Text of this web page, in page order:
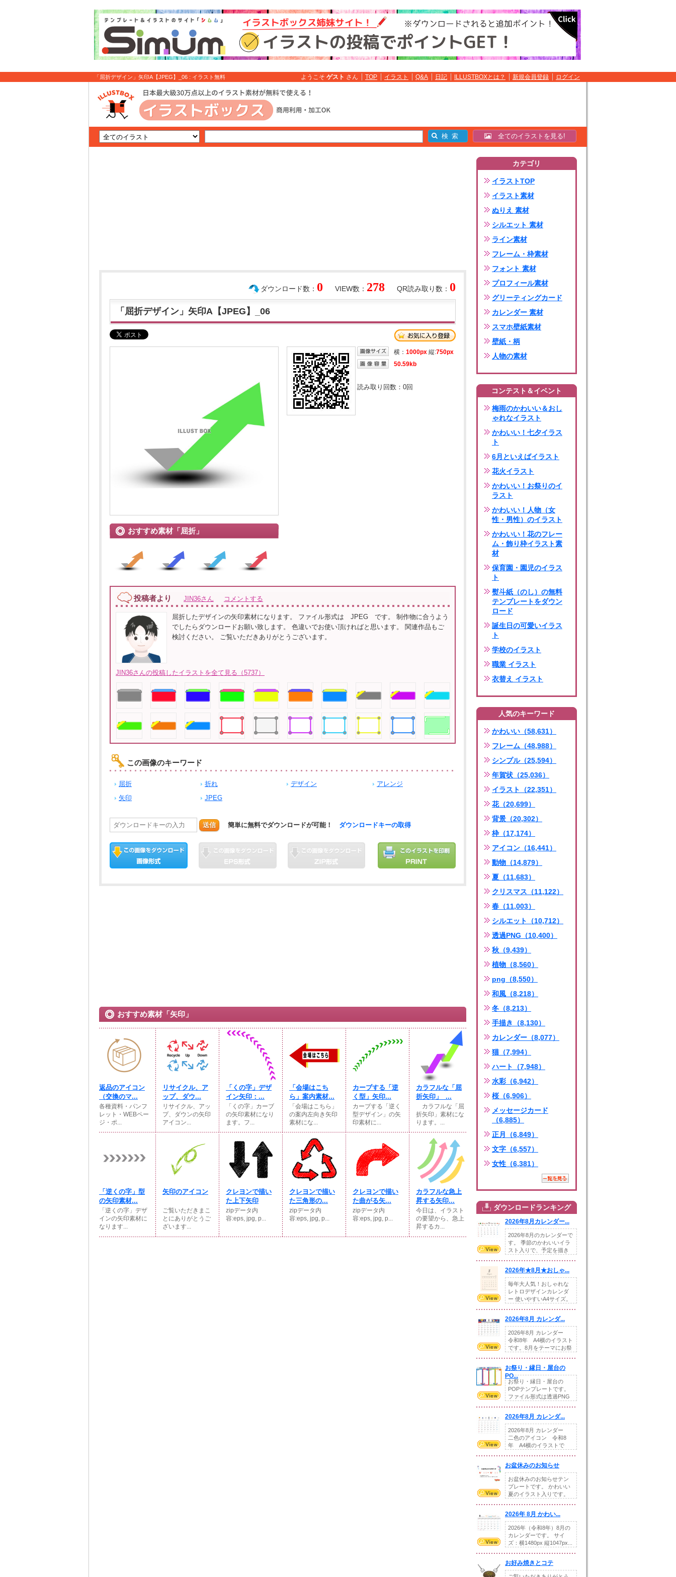
「屈折デザイン」矢印A【JPEG】_06 : イラスト無料 ようこそ ゲスト さん TOP イラスト Q&A 日記 ILLUSTBOXとは？ 新規会員登録 ログイン
全てのイラストを見る!
QR読み取り数： 0
VIEW数： 278
ダウンロード数： 0
「屈折デザイン」矢印A【JPEG】_06
おすすめ素材「屈折」
横： 1000px 縦:750px
50.59kb
読み取り回数： 0回
投稿者より JIN36さん コメントする
屈折したデザインの矢印素材になります。 ファイル形式は JPEG です。 制作物に合うよう
でしたらダウンロードお願い致します。 色違いでお使い頂ければと思います。 関連作品もご
検討ください。 ご覧いただきありがとうございます。
JIN36さんの投稿したイラストを全て見る（5737）
この画像のキーワード
屈折 折れ デザイン
アレンジ
矢印
JPEG
送信 簡単に無料でダウンロードが可能！ ダウンロードキーの取得
おすすめ素材「矢印」
返品のアイコン
（交換のマ...
各種資料・パンフ
レット・WEBペー
ジ・ポ...
リサイクル、ア
ップ、ダウ...
リサイクル、アッ
プ、ダウンの矢印
アイコン...
「くの字」デザ
イン矢印：...
「くの字」カーブ
の矢印素材になり
ます。フ...
「会場はこち
ら」案内素材...
「会場はこちら」
の案内左向き矢印
素材にな...
カーブする「逆
く型」矢印...
カーブする「逆く
型デザイン」の矢
印素材に...
カラフルな「屈
折矢印」_...
カラフルな「屈
折矢印」素材にな
ります。...
「逆くの字」型
の矢印素材...
「逆くの字」デザ
インの矢印素材に
なります...
矢印のアイコン
ご覧いただきまこ
とにありがとうご
ざいます...
クレヨンで描い
た上下矢印
zipデータ内
容:eps, jpg, p...
クレヨンで描い
た三角形の...
zipデータ内
容:eps, jpg, p...
クレヨンで描い
た曲がる矢...
zipデータ内
容:eps, jpg, p...
カラフルな急上
昇する矢印...
今日は、イラスト
の要望から、急上
昇するカ...
カテゴリ
イラストTOP
イラスト素材
ぬりえ 素材
シルエット 素材
ライン素材
フレーム・枠素材
フォント 素材
プロフィール素材
グリーティングカード
カレンダー 素材
スマホ壁紙素材
壁紙・柄
人物の素材
コンテスト＆イベント
梅雨のかわいい＆おし
ゃれなイラスト
かわいい！七夕イラス
ト
6月といえばイラスト
花火イラスト
かわいい！お祭りのイ
ラスト
かわいい！人物（女
性・男性）のイラスト
かわいい！花のフレー
ム・飾り枠イラスト素
材
保育園・園児のイラス
ト
熨斗紙（のし）の無料
テンプレートをダウン
ロード
誕生日の可愛いイラス
ト
学校のイラスト
職業 イラスト
衣替え イラスト
人気のキーワード
かわいい（58,631）
フレーム（48,988）
シンプル（25,594）
年賀状（25,036）
イラスト（22,351）
花（20,699）
背景（20,302）
枠（17,174）
アイコン（16,441）
動物（14,879）
夏（11,683）
クリスマス（11,122）
春（11,003）
シルエット（10,712）
透過PNG（10,400）
秋（9,439）
植物（8,560）
png（8,550）
和風（8,218）
冬（8,213）
手描き（8,130）
カレンダー（8,077）
猫（7,994）
ハート（7,948）
水彩（6,942）
桜（6,906）
メッセージカード
（6,885）
正月（6,849）
文字（6,557）
女性（6,381）
ダウンロードランキング
2026年8月カレンダー...
2026年8月のカレンダーで
す。 季節のかわいいイラ
スト入りで、予定を描き
2026年★8月★おしゃ...
毎年大人気！おしゃれな
レトロデザインカレンダ
ー 使いやすいA4サイズ。
2026年8月 カレンダ...
2026年8月 カレンダー
令和8年 A4横のイラスト
です。8月をテーマにお祭
お祭り・縁日・屋台の
PO...
お祭り・縁日・屋台の
POPテンプレートです。
ファイル形式は透過PNG
2026年8月 カレンダ...
2026年8月 カレンダー
二色のアイコン 令和8
年 A4横のイラストで
お盆休みのお知らせ
お盆休みのお知らせテン
プレートです。 かわいい
夏のイラスト入りです。
2026年 8月 かわい...
2026年（令和8年）8月の
カレンダーです。 サイ
ズ：横1480px 縦1047px...
お好み焼きとコテ